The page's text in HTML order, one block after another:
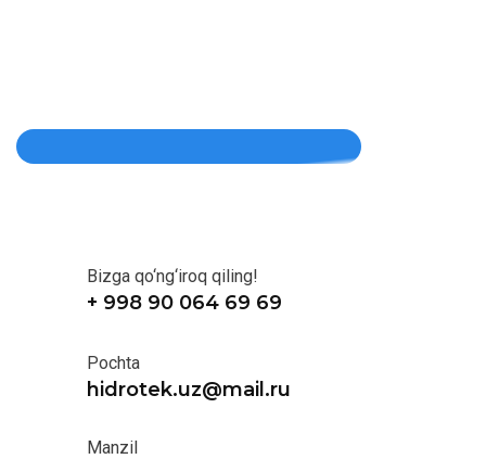
Bizga qo‘ng‘iroq qiling!
+ 998 90 064 69 69
Pochta
hidrotek.uz@mail.ru
Manzil